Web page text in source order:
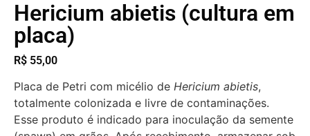
Hericium abietis (cultura em
placa)
R$ 55,00
Placa de Petri com micélio de Hericium abietis,
totalmente colonizada e livre de contaminações.
Esse produto é indicado para inoculação da semente